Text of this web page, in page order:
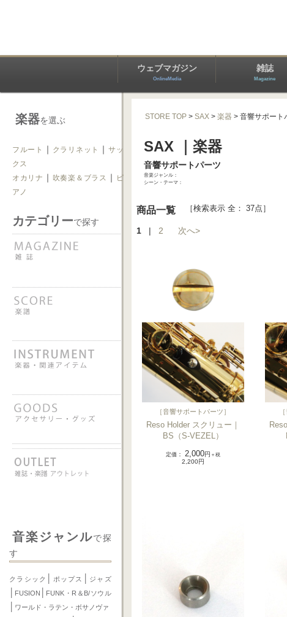
ウェブマガジン
OnlineMedia
雑誌
Magazine
楽器を選ぶ
フルート ｜ クラリネット ｜ サッ
クス
オカリナ ｜ 吹奏楽＆ブラス ｜
ピ
アノ
カテゴリーで探す
音楽ジャンルで探
す
クラシック ポップス ジャズ
FUSION FUNK・R＆B/ソウル
ワールド・ラテン・ボサノヴァ
STORE TOP >SAX >楽器 > 音響サポート
SAX ｜楽器
音響サポートパーツ
音楽ジャンル：
シーン・テーマ：
商品一覧 ［検索表示 全： 37点］
1 | 2 次へ>
［音響サポートパーツ］
Reso Holder スクリュー｜
BS（S-VEZEL）
定価： 2,000円 ＋税
2,200円
［